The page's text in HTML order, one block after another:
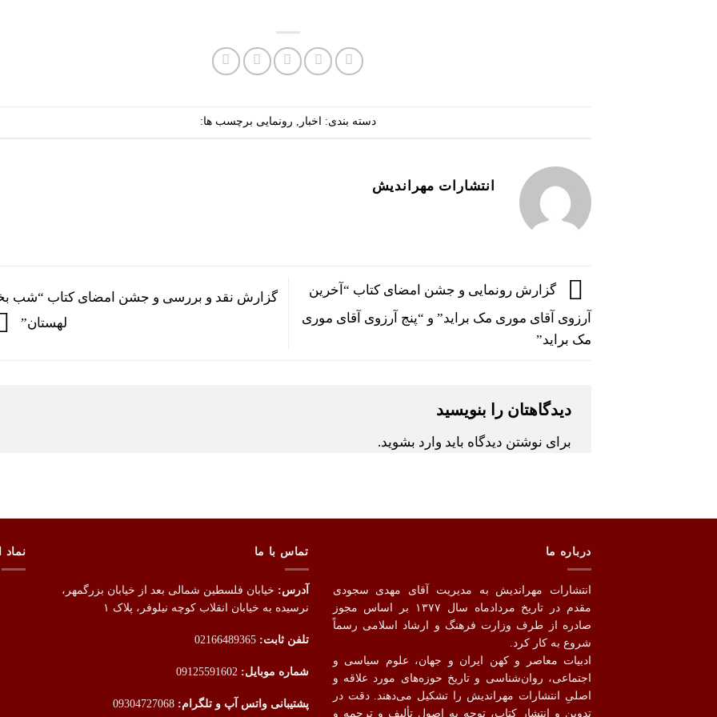
دسته بندی: اخبار , رونمایی برچسب ها:
انتشارات مهراندیش
گزارش رونمایی و جشن امضای کتاب “آخرین
آرزوی آقای موری مک براید” و “پنج آرزوی آقای موری
مک براید”
گزارش نقد و بررسی و جشن امضای کتاب “شب
لهستان”
دیدگاهتان را بنویسید
برای نوشتن دیدگاه باید وارد بشوید.
درباره ما
انتشارات مهراندیش به مدیریت آقای مهدی سجودی
مقدم در تاریخ مردادماه سال ۱۳۷۷ بر اساس مجوز
صادره از طرف وزارت فرهنگ و ارشاد اسلامی رسماً
شروع به کار کرد.
ادبیات معاصر و کهن ایران و جهان، علوم سیاسی و
اجتماعی، روان‌شناسی و تاریخ حوزه‌های مورد علاقه و
اصلیِ انتشارات مهراندیش را تشکیل می‌دهند. دقت در
تدوین و انتشار کتاب،‌ توجه به اصول تألیف و ترجمه و
تماس با ما
آدرس: خیابان فلسطین شمالی بعد از خیابان بزرگمهر،
نرسیده به خیابان انقلاب کوچه نیلوفر، پلاک ۱
تلفن ثابت: 02166489365
شماره موبایل: 09125591602
پشتیبانی واتس آپ و تلگرام: 09304727068
نماد